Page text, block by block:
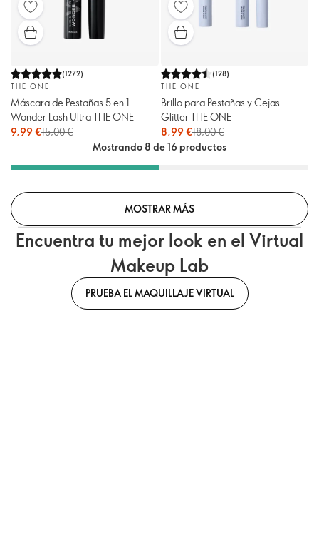
(1272)
THE ONE
Máscara de Pestañas 5 en 1
Wonder Lash Ultra THE ONE
9,99 €15,00 €
(128)
THE ONE
Brillo para Pestañas y Cejas
Glitter THE ONE
8,99 €18,00 €
Mostrando 8 de 16 productos
MOSTRAR MÁS
Encuentra tu mejor look en el Virtual
Makeup Lab
PRUEBA EL MAQUILLAJE VIRTUAL